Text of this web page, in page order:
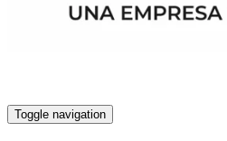
Toggle navigation